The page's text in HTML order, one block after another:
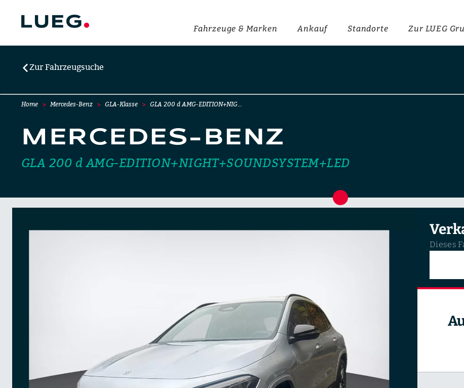
Fahrzeuge & Marken Ankauf Standorte Zur LUEG
Zur Fahrzeugsuche
Home Mercedes-Benz GLA-Klasse GLA 200 d AMG-EDITION+NIG…
MERCEDES-BENZ
GLA 200 d AMG-EDITION+NIGHT+SOUNDSYSTEM+LED
Dieses